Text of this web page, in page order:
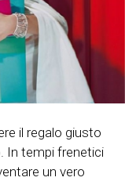
il regalo giusto
In tempi frenetici
un vero